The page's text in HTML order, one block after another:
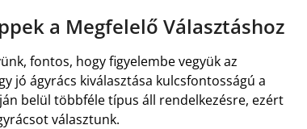
a Megfelelő Választáshoz
fontos, hogy figyelembe vegyük az
jó ágyrács kiválasztása kulcsfontosságú a
belül többféle típus áll rendelkezésre, ezért
választunk.